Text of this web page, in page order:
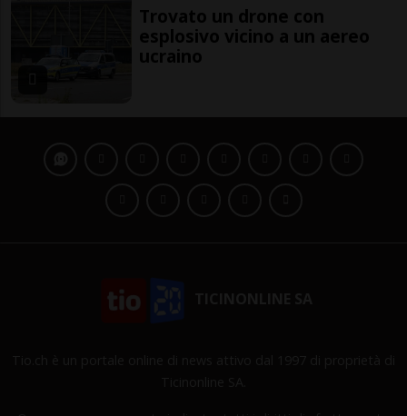
Trovato un drone con
esplosivo vicino a un aereo
ucraino